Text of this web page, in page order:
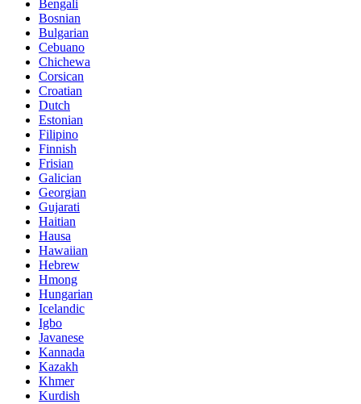
Bengali
Bosnian
Bulgarian
Cebuano
Chichewa
Corsican
Croatian
Dutch
Estonian
Filipino
Finnish
Frisian
Galician
Georgian
Gujarati
Haitian
Hausa
Hawaiian
Hebrew
Hmong
Hungarian
Icelandic
Igbo
Javanese
Kannada
Kazakh
Khmer
Kurdish